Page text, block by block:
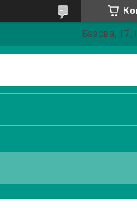
Базова, 17,